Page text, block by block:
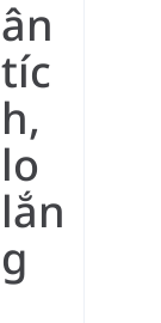
ân
tíc
h,
lo
lắn
g